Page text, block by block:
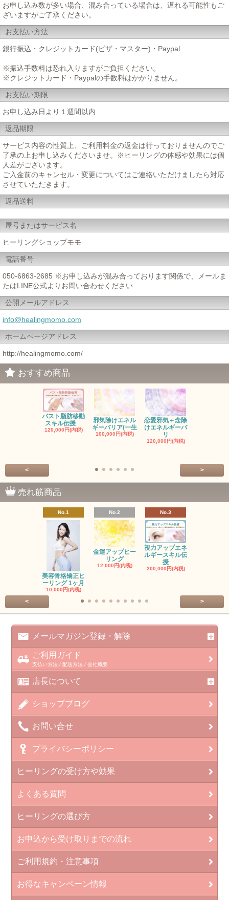
お申し込み数が多い場合、混み合っている場合は、遅れる可能性もご
ざいますがご了承ください。
お支払い方法
銀行振込・クレジットカード(ビザ・マスター)・Paypal
※振込手数料は恐れ入りますがご負担ください。
※クレジットカード・Paypalの手数料はかかりません。
お支払い期限
お申し込み日より１週間以内
返品期限
サービス内容の性質上、ご利用料金の返金は行っておりませんのでご
了承の上お申し込みくださいませ。※ヒーリングの体感や効果には個
人差がございます。
ご入金前のキャンセル・変更についてはご連絡いただけましたら対応
させていただきます。
返品送料
屋号またはサービス名
ヒーリングショップモモ
電話番号
050-6863-2685 ※お申し込みが混み合っております関係で、メールま
たはLINE公式よりお問い合わせください
公開メールアドレス
info@healingmomo.com
ホームページアドレス
http://healingmomo.com/
おすすめ商品
バスト脂肪移動
スキル伝授
120,000円(内税)
邪気除けエネル
ギーバリア(一生
100,000円(内税)
恋愛邪気＋念除
けエネルギーバ
リ
120,000円(内税)
< >
売れ筋商品
No.1
美容骨格矯正ヒ
ーリング 1ヶ月
10,000円(内税)
No.2
金運アップヒー
リング
12,000円(内税)
No.3
視力アップエネ
ルギースキル伝
授
200,000円(内税)
< >
メールマガジン登録・解除
ご利用ガイド
支払い方法 / 配送方法 / 会社概要
店長について
ショップブログ
お問い合せ
プライバシーポリシー
ヒーリングの受け方や効果
よくある質問
ヒーリングの選び方
お申込から受け取りまでの流れ
ご利用規約・注意事項
お得なキャンペーン情報